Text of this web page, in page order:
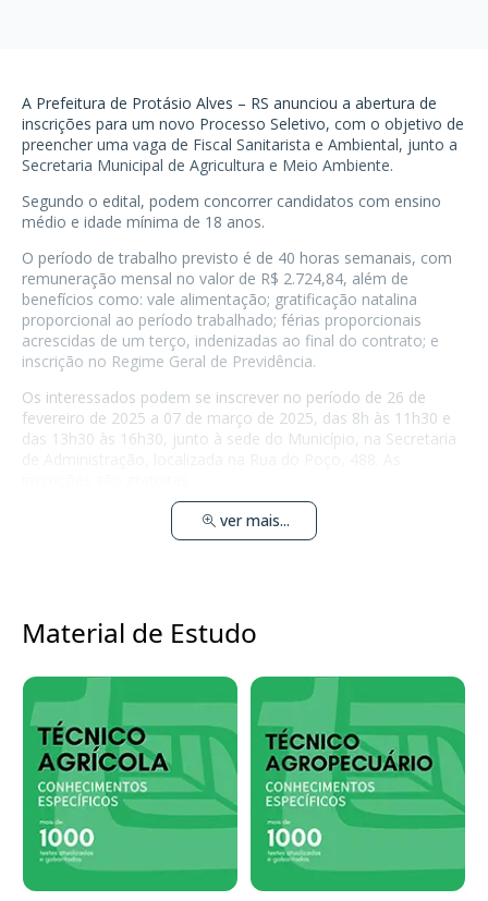
A Prefeitura de Protásio Alves – RS anunciou a abertura de
inscrições para um novo Processo Seletivo, com o objetivo de
preencher uma vaga de Fiscal Sanitarista e Ambiental, junto a
Secretaria Municipal de Agricultura e Meio Ambiente.
Segundo o edital, podem concorrer candidatos com ensino
médio e idade mínima de 18 anos.
O período de trabalho previsto é de 40 horas semanais, com
remuneração mensal no valor de R$ 2.724,84, além de
benefícios como: vale alimentação; gratificação natalina
proporcional ao período trabalhado; férias proporcionais
acrescidas de um terço, indenizadas ao final do contrato; e
inscrição no Regime Geral de Previdência.
Os interessados podem se inscrever no período de 26 de
fevereiro de 2025 a 07 de março de 2025, das 8h às 11h30 e
das 13h30 às 16h30, junto à sede do Município, na Secretaria
ver mais...
Material de Estudo